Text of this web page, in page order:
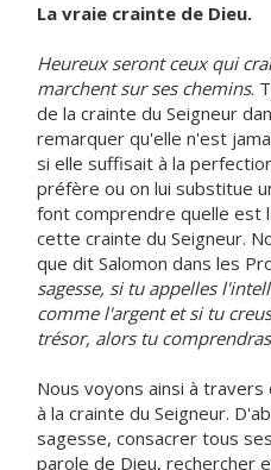
La vraie crainte de Dieu.
Heureux seront ceux qui
marchent sur ses chemins.
de la crainte du Seigneur
remarquer qu'elle n'est
si elle suffisait à la
préfère ou on lui substitue
font comprendre quelle est
cette crainte du Seigneur.
que dit Salomon dans les
sagesse, si tu appelles
comme l'argent et si tu
trésor, alors tu
Nous voyons ainsi à
à la crainte du Seigneur.
sagesse, consacrer tous
parole de Dieu, rechercher